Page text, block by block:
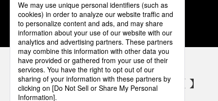
1 2 3 4 5
パナソニックの電気設備 SNSアカウント